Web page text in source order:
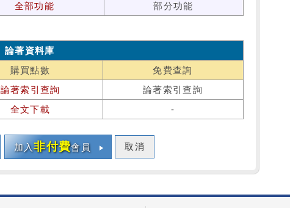
全部功能 部分功能
論著資料庫
購買點數 免費查詢
論著索引查詢
論著索引查詢
全文下載
-
加入非付費會員 取消